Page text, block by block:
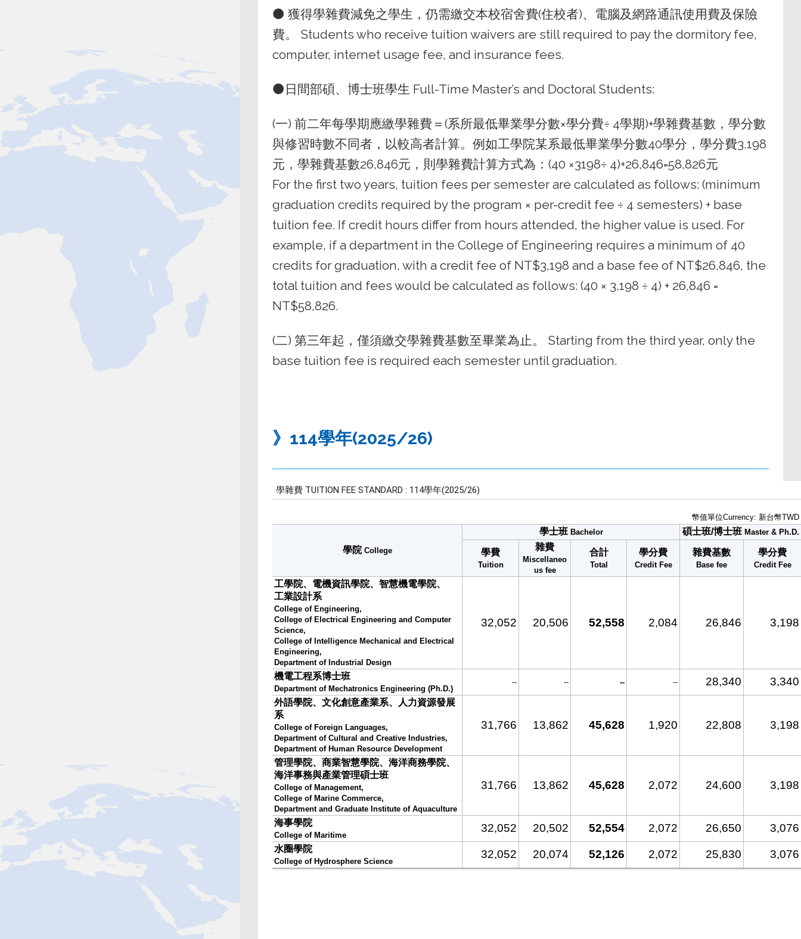
⚫ 獲得學雜費減免之學生，仍需繳交本校宿舍費(住校者)、電腦及網路通訊使用費及保險
費。 Students who receive tuition waivers are still required to pay the dormitory fee,
computer, internet usage fee, and insurance fees.
⚫日間部碩、博士班學生 Full-Time Master’s and Doctoral Students:
(一) 前二年每學期應繳學雜費＝(系所最低畢業學分數×學分費÷ 4學期)+學雜費基數，學分數
與修習時數不同者，以較高者計算。例如工學院某系最低畢業學分數40學分，學分費3,198
元，學雜費基數26,846元，則學雜費計算方式為：(40 ×3198÷ 4)+26,846=58,826元
For the first two years, tuition fees per semester are calculated as follows: (minimum
graduation credits required by the program × per-credit fee ÷ 4 semesters) + base
tuition fee. If credit hours differ from hours attended, the higher value is used. For
example, if a department in the College of Engineering requires a minimum of 40
credits for graduation, with a credit fee of NT$3,198 and a base fee of NT$26,846, the
total tuition and fees would be calculated as follows: (40 × 3,198 ÷ 4) + 26,846 =
NT$58,826.
(二) 第三年起，僅須繳交學雜費基數至畢業為止。 Starting from the third year, only the
base tuition fee is required each semester until graduation.
》114學年(2025/26)